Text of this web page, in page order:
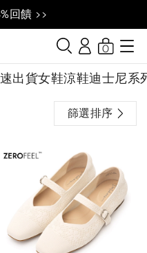
回饋 >>
出貨女鞋涼鞋迪士尼系
0
篩選排序